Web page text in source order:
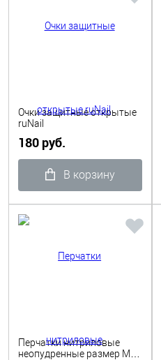
Очки защитные открытые
ruNail
180 руб.
В корзину
Перчатки нитриловые
неопудренные размер M